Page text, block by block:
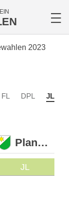
2023
FL DPL JL
Planken
JL